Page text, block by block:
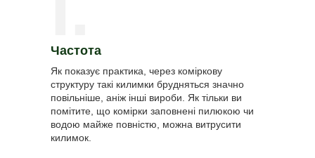
Частота
Як показує практика, через коміркову
структуру такі килимки брудняться значно
повільніше, аніж інші вироби. Як тільки ви
помітите, що комірки заповнені пилюкою чи
водою майже повністю, можна витрусити
килимок.